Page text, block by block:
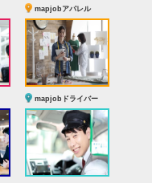
mapjobアパレル
mapjobドライバー